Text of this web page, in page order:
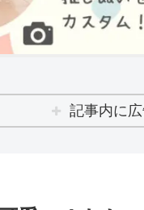
記事内に